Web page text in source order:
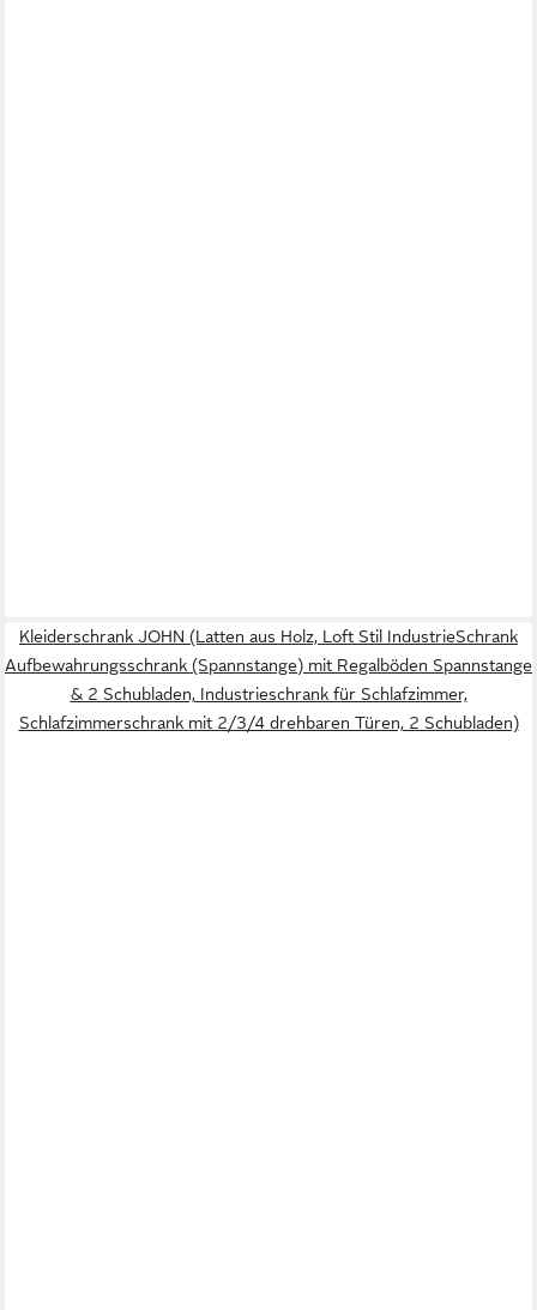
Kleiderschrank JOHN (Latten aus Holz, Loft Stil IndustrieSchrank
Aufbewahrungsschrank (Spannstange) mit Regalböden Spannstange
& 2 Schubladen, Industrieschrank für Schlafzimmer,
Schlafzimmerschrank mit 2/3/4 drehbaren Türen, 2 Schubladen)